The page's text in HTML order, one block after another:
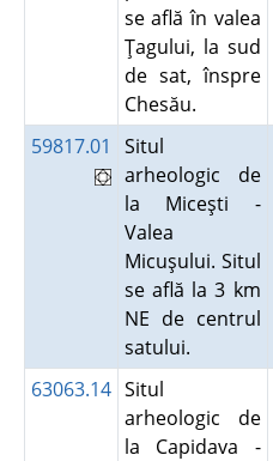
se află în valea
Ţagului, la sud
de sat, înspre
Chesău.
59817.01
Situl
arheologic de
la Miceşti -
Valea
Micuşului. Situl
se află la 3 km
NE de centrul
satului.
63063.14 Situl
arheologic de
la Capidava -